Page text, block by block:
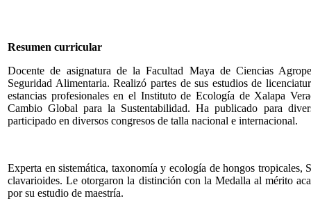
Resumen curricular
Docente de asignatura de la Facultad Maya de Ciencias
Seguridad Alimentaria. Realizó partes de sus estudios de
estancias profesionales en el Instituto de Ecología de Xalapa
Cambio Global para la Sustentabilidad. Ha publicado para
participado en diversos congresos de talla nacional e internacional.
Experta en sistemática, taxonomía y ecología de hongos tropicales,
clavarioides. Le otorgaron la distinción con la Medalla al mérito
por su estudio de maestría.